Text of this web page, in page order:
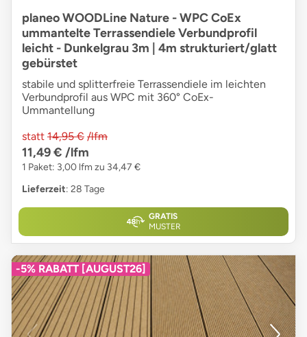
planeo WOODLine Nature - WPC CoEx
ummantelte Terrassendiele Verbundprofil
leicht - Dunkelgrau 3m | 4m strukturiert/glatt
gebürstet
stabile und splitterfreie Terrassendiele im leichten
Verbundprofil aus WPC mit 360° CoEx-
Ummantellung
statt 14,95 € /lfm
11,49 € /lfm
1 Paket: 3,00 lfm zu 34,47 €
Lieferzeit: 28 Tage
GRATIS
MUSTER
-5% RABATT [AUGUST26]